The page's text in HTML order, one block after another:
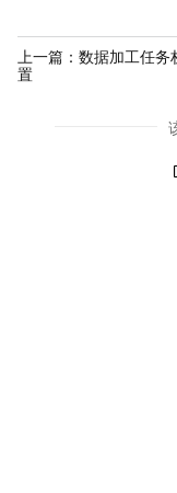
上一篇： 数据加工任务
置